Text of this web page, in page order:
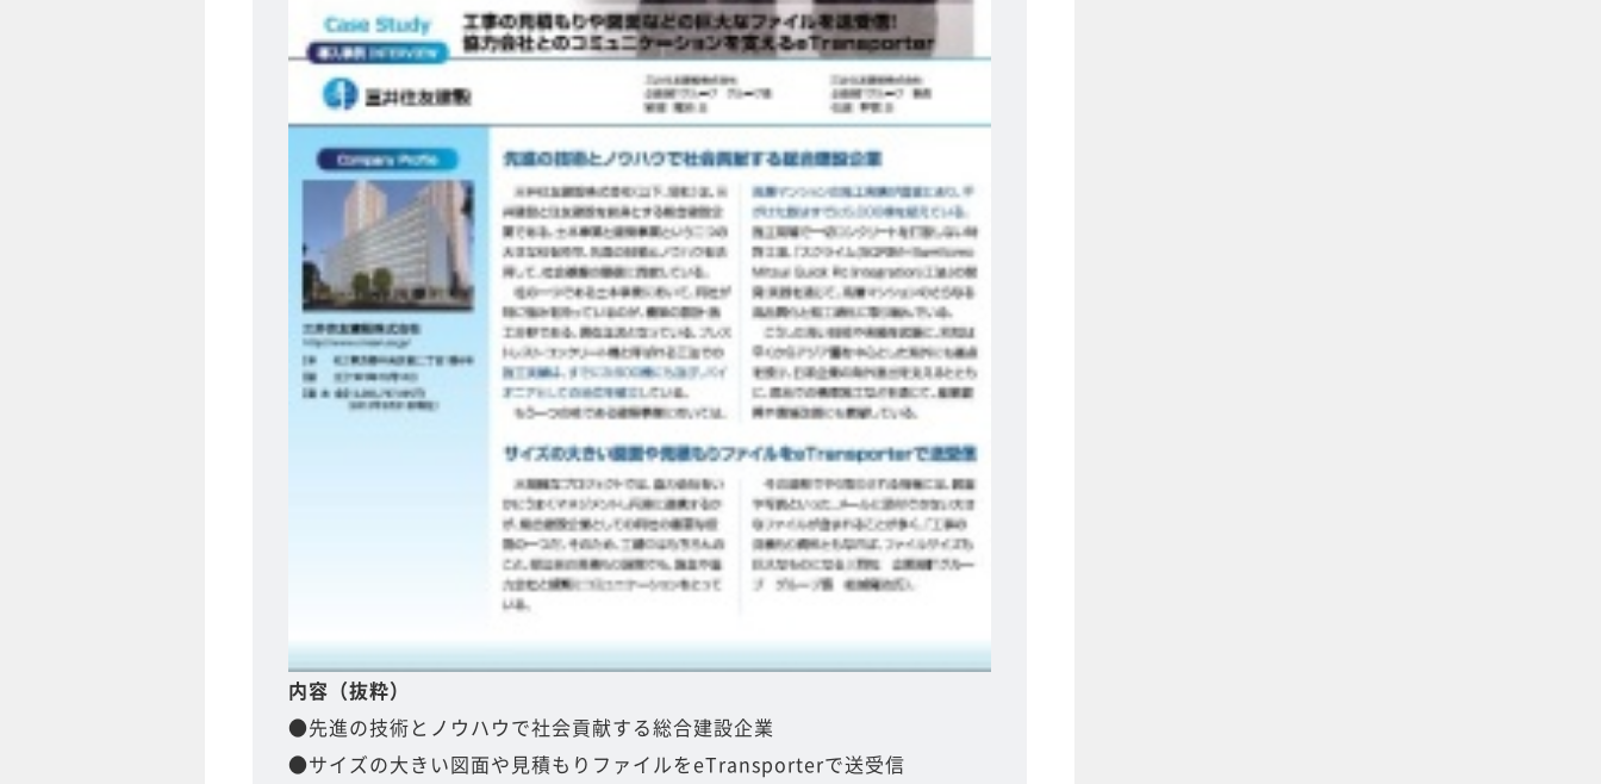
内容（抜粋）
●先進の技術とノウハウで社会貢献する総合建設企業
●サイズの大きい図面や見積もりファイルをeTransporterで送受信